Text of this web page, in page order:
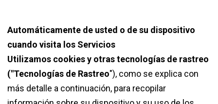
Automáticamente de usted o de su dispositivo
cuando visita los Servicios
Utilizamos cookies y otras tecnologías de rastreo
("Tecnologías de Rastreo"), como se explica con
más detalle a continuación, para recopilar